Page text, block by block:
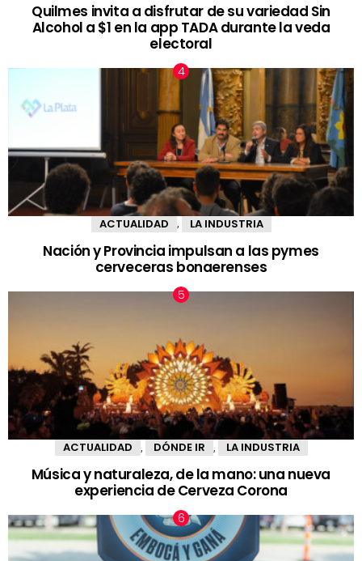
Quilmes invita a disfrutar de su variedad Sin
Alcohol a $1 en la app TADA durante la veda
electoral
ACTUALIDAD , LA INDUSTRIA
Nación y Provincia impulsan a las pymes
cerveceras bonaerenses
ACTUALIDAD DÓNDE IR LA INDUSTRIA
Música y naturaleza, de la mano: una nueva
experiencia de Cerveza Corona